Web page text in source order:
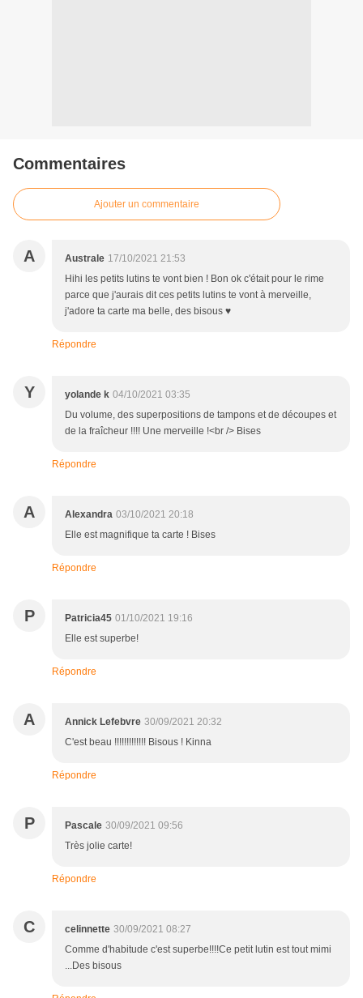
Commentaires
Ajouter un commentaire
A Australe 17/10/2021 21:53
Hihi les petits lutins te vont bien ! Bon ok c'était pour le rime
parce que j'aurais dit ces petits lutins te vont à merveille,
j'adore ta carte ma belle, des bisous ♥
Répondre
Y yolande k 04/10/2021 03:35
Du volume, des superpositions de tampons et de découpes et
de la fraîcheur !!!! Une merveille !<br /> Bises
Répondre
A Alexandra 03/10/2021 20:18
Elle est magnifique ta carte ! Bises
Répondre
P Patricia45 01/10/2021 19:16
Elle est superbe!
Répondre
A Annick Lefebvre 30/09/2021 20:32
C'est beau !!!!!!!!!!!!! Bisous ! Kinna
Répondre
P Pascale 30/09/2021 09:56
Très jolie carte!
Répondre
C celinnette 30/09/2021 08:27
Comme d'habitude c'est superbe!!!!Ce petit lutin est tout mimi
...Des bisous